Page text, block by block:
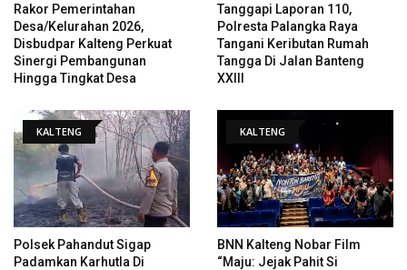
Rakor Pemerintahan
Desa/Kelurahan 2026,
Disbudpar Kalteng Perkuat
Sinergi Pembangunan
Hingga Tingkat Desa
Tanggapi Laporan 110,
Polresta Palangka Raya
Tangani Keributan Rumah
Tangga Di Jalan Banteng
XXIII
KALTENG
Polsek Pahandut Sigap
Padamkan Karhutla Di
KALTENG
BNN Kalteng Nobar Film
“Maju: Jejak Pahit Si